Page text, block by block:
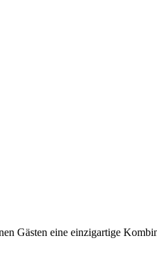
Gästen eine einzigartige